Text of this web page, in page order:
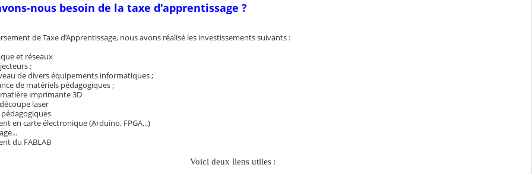
nous besoin de la taxe d'apprentissage ?
de Taxe d’Apprentissage, nous avons réalisé les investissements suivants :
et réseaux
;
de divers équipements informatiques ;
de matériels pédagogiques ;
imprimante 3D
laser
en carte électronique (Arduino, FPGA...)
du FABLAB
Voici deux liens utiles :